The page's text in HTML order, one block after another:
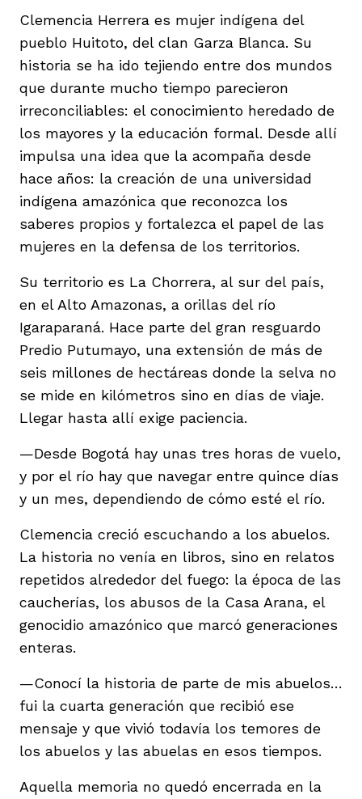
Clemencia Herrera es mujer indígena del
pueblo Huitoto, del clan Garza Blanca. Su
historia se ha ido tejiendo entre dos mundos
que durante mucho tiempo parecieron
irreconciliables: el conocimiento heredado de
los mayores y la educación formal. Desde allí
impulsa una idea que la acompaña desde
hace años: la creación de una universidad
indígena amazónica que reconozca los
saberes propios y fortalezca el papel de las
mujeres en la defensa de los territorios.
Su territorio es La Chorrera, al sur del país,
en el Alto Amazonas, a orillas del río
Igaraparaná. Hace parte del gran resguardo
Predio Putumayo, una extensión de más de
seis millones de hectáreas donde la selva no
se mide en kilómetros sino en días de viaje.
Llegar hasta allí exige paciencia.
—Desde Bogotá hay unas tres horas de vuelo,
y por el río hay que navegar entre quince días
y un mes, dependiendo de cómo esté el río.
Clemencia creció escuchando a los abuelos.
La historia no venía en libros, sino en relatos
repetidos alrededor del fuego: la época de las
caucherías, los abusos de la Casa Arana, el
genocidio amazónico que marcó generaciones
enteras.
—Conocí la historia de parte de mis abuelos…
fui la cuarta generación que recibió ese
mensaje y que vivió todavía los temores de
los abuelos y las abuelas en esos tiempos.
Aquella memoria no quedó encerrada en la